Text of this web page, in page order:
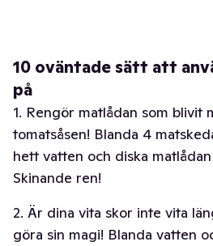
10 oväntade sätt att
på
1. Rengör matlådan som blivit
tomatsåsen! Blanda 4
hett vatten och diska
Skinande ren!
2. Är dina vita skor inte vita
göra sin magi! Blanda vatten